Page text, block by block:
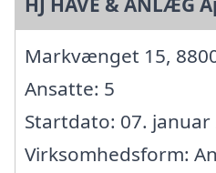
Markvænget 15,
Ansatte: 5
Startdato: 07. januar
Virksomhedsform: